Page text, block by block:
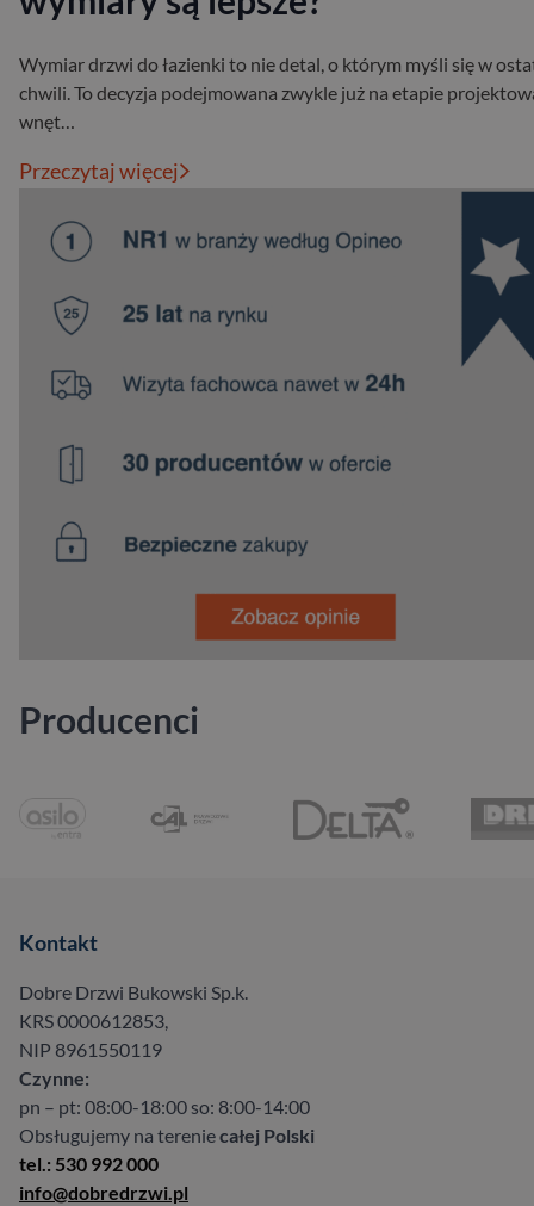
Wymiar drzwi do łazienki to nie detal, o którym myśli się w
chwili. To decyzja podejmowana zwykle już na etapie
wnęt…
Przeczytaj więcej
Producenci
Kontakt
Dobre Drzwi Bukowski Sp.k.
KRS 0000612853,
NIP 8961550119
Czynne:
pn – pt: 08:00-18:00 so: 8:00-14:00
Obsługujemy na tereniecałej Polski
tel.: 530 992 000
info@dobredrzwi.pl